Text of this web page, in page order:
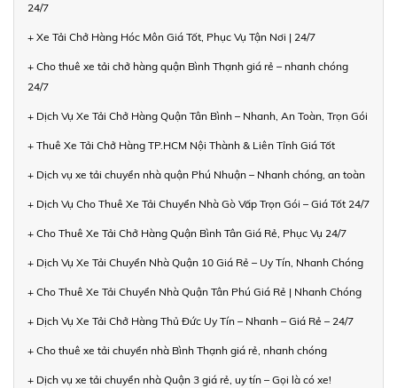
24/7
+ Xe Tải Chở Hàng Hóc Môn Giá Tốt, Phục Vụ Tận Nơi | 24/7
+ Cho thuê xe tải chở hàng quận Bình Thạnh giá rẻ – nhanh chóng
24/7
+ Dịch Vụ Xe Tải Chở Hàng Quận Tân Bình – Nhanh, An Toàn, Trọn Gói
+ Thuê Xe Tải Chở Hàng TP.HCM Nội Thành & Liên Tỉnh Giá Tốt
+ Dịch vụ xe tải chuyển nhà quận Phú Nhuận – Nhanh chóng, an toàn
+ Dịch Vụ Cho Thuê Xe Tải Chuyển Nhà Gò Vấp Trọn Gói – Giá Tốt 24/7
+ Cho Thuê Xe Tải Chở Hàng Quận Bình Tân Giá Rẻ, Phục Vụ 24/7
+ Dịch Vụ Xe Tải Chuyển Nhà Quận 10 Giá Rẻ – Uy Tín, Nhanh Chóng
+ Cho Thuê Xe Tải Chuyển Nhà Quận Tân Phú Giá Rẻ | Nhanh Chóng
+ Dịch Vụ Xe Tải Chở Hàng Thủ Đức Uy Tín – Nhanh – Giá Rẻ – 24/7
+ Cho thuê xe tải chuyển nhà Bình Thạnh giá rẻ, nhanh chóng
+ Dịch vụ xe tải chuyển nhà Quận 3 giá rẻ, uy tín – Gọi là có xe!